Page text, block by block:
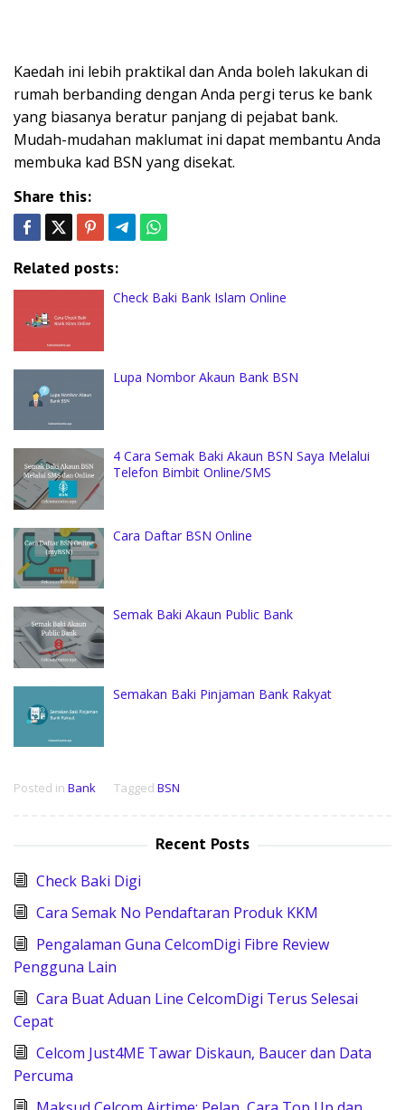
Kaedah ini lebih praktikal dan Anda boleh lakukan di
rumah berbanding dengan Anda pergi terus ke bank
yang biasanya beratur panjang di pejabat bank.
Mudah-mudahan maklumat ini dapat membantu Anda
membuka kad BSN yang disekat.
Share this:
Related posts:
Check Baki Bank Islam Online
Lupa Nombor Akaun Bank BSN
4 Cara Semak Baki Akaun BSN Saya Melalui
Telefon Bimbit Online/SMS
Cara Daftar BSN Online
Semak Baki Akaun Public Bank
Semakan Baki Pinjaman Bank Rakyat
Posted in Bank Tagged BSN
Recent Posts
Check Baki Digi
Cara Semak No Pendaftaran Produk KKM
Pengalaman Guna CelcomDigi Fibre Review
Pengguna Lain
Cara Buat Aduan Line CelcomDigi Terus Selesai
Cepat
Celcom Just4ME Tawar Diskaun, Baucer dan Data
Percuma